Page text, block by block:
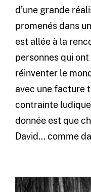
d’une grande
promenés dans
est allée à la
personnes qui
réinventer le
avec une facture
contrainte
donnée est que
David… comme